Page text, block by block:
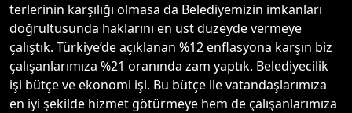
terlerinin karşılığı olmasa da Belediyemizin imkanları
doğrultusunda haklarını en üst düzeyde vermeye
çalıştık. Türkiye’de açıklanan %12 enflasyona karşın biz
çalışanlarımıza %21 oranında zam yaptık. Belediyecilik
işi bütçe ve ekonomi işi. Bu bütçe ile vatandaşlarımıza
en iyi şekilde hizmet götürmeye hem de çalışanlarımıza